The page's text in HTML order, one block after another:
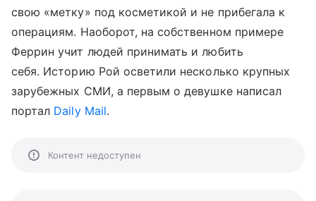
свою «метку» под косметикой и не прибегала к
операциям. Наоборот, на собственном примере
Феррин учит людей принимать и любить
себя. Историю Рой осветили несколько крупных
зарубежных СМИ, а первым о девушке написал
портал Daily Mail.
Контент недоступен